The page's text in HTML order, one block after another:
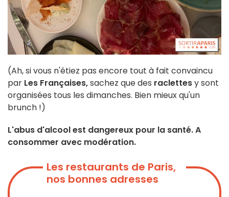
(Ah, si vous n'étiez pas encore tout à fait convaincu
par Les Françaises,sachez que des raclettesy sont
organisées tous les dimanches. Bien mieux qu'un
brunch !)
L'abus d'alcool est dangereux pour la santé. A
consommer avec modération.
Les restaurants de Paris,
nos bonnes adresses